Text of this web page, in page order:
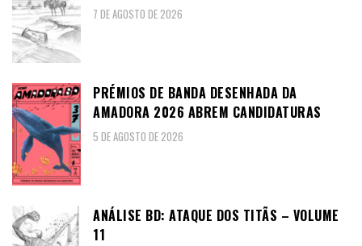
7 DE AGOSTO DE 2026
PRÉMIOS DE BANDA DESENHADA DA
AMADORA 2026 ABREM CANDIDATURAS
5 DE AGOSTO DE 2026
ANÁLISE BD: ATAQUE DOS TITÃS – VOLUME
11